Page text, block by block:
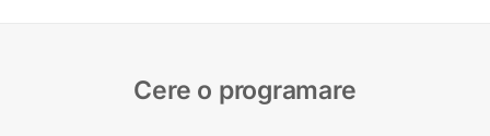
Cere o programare